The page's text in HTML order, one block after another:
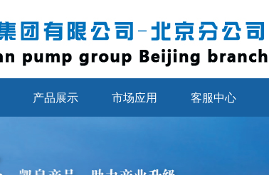
产品展示 市场应用 客服中心